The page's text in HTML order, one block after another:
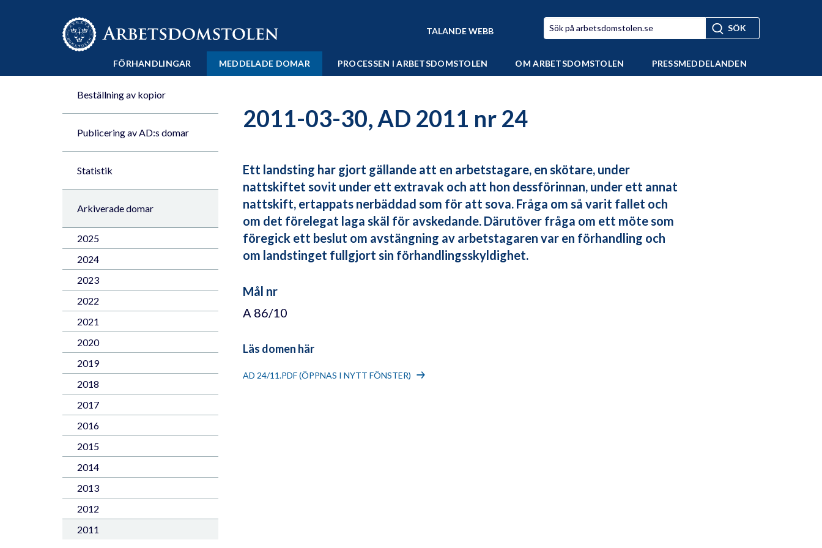
Till innehåll på sidan x
TALANDE WEBB
FÖRHANDLINGAR MEDDELADE DOMAR PROCESSEN I ARBETSDOMSTOLEN OM ARBETSDOMSTOLEN PRESSMEDDELANDEN
Beställning av kopior
Publicering av AD:s domar
Statistik
Arkiverade domar
2025
2024
2023
2022
2021
2020
2019
2018
2017
2016
2015
2014
2013
2012
2011
2011-03-30, AD 2011 nr 24
Ett landsting har gjort gällande att en arbetstagare, en skötare, under
nattskiftet sovit under ett extravak och att hon dessförinnan, under ett annat
nattskift, ertappats nerbäddad som för att sova. Fråga om så varit fallet och
om det förelegat laga skäl för avskedande. Därutöver fråga om ett möte som
föregick ett beslut om avstängning av arbetstagaren var en förhandling och
om landstinget fullgjort sin förhandlingsskyldighet.
Mål nr
A 86/10
Läs domen här
AD 24/11.PDF (ÖPPNAS I NYTT FÖNSTER)